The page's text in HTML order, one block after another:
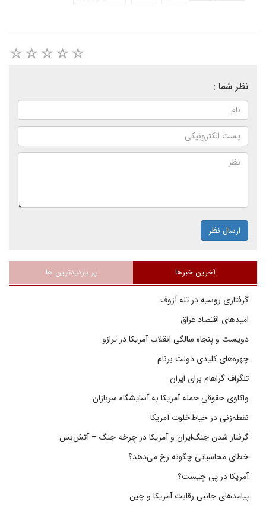
نظر شما :
ارسال نظر
آخرین خبرها پر بازدیدترین ها
گرفتاری روسیه در تله آزوف
امیدهای اقتصاد عراق
دویست و پنجاه سالگی انقلاب آمریکا در ترازو
چهره‌های کلیدی دولت برنام
تلگراف گراهام برای ایران
واکاوی حقوقی حمله آمریکا به آسایشگاه سربازان
نقطه‌زنی در حیاط‌خلوت آمریکا
گرفتار شدن جنگ‌ایران و آمریکا در چرخه جنگ – آتش‌بس
خطای محاسباتی چگونه رخ می‌دهد؟
آمریکا در پی چیست؟
پیامدهای جانبی رقابت آمریکا و چین